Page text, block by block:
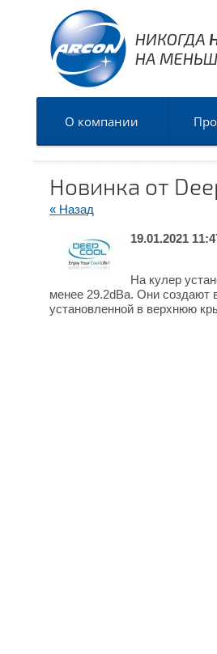
О компании
Новинка от
« Назад
19.01.2021
На кулер
менее 29.2dBa. Они создают
установленной в верхнюю